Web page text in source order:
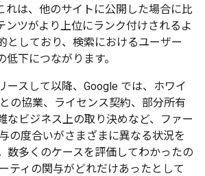
れは、他のサイトに公開した場合に比
ンツがより上位にランク付けされるよ
としており、検索におけるユーザー
下につながります。
ースして以降、Google では、ホワイ
の協業、ライセンス契約、部分所有
なビジネス上の取り決めなど、ファー
の度合いがさまざまに異なる状況を
数多くのケースを評価してわかったの
ティの関与がどれだけあったとして